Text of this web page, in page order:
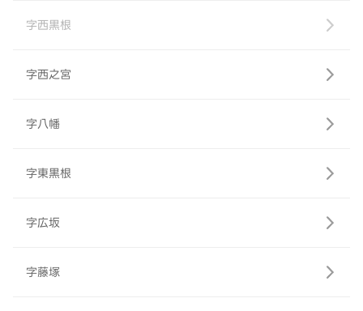
字西黒根
字西之宮
字八幡
字東黒根
字広坂
字藤塚